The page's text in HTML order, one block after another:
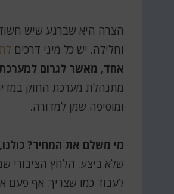
הצרה היא שברגע שיש חשוד
וחלילה. יש כל מיני דרכים
אחד, מאשר לגרום למערכת
מתנהלת מערכת החוק
ומוסיפה שמן למדורה.
מי משלם את המחיר?
שלא ביצע. הלחץ הציבורי
לעבוד כמו שצריך. אף פעם